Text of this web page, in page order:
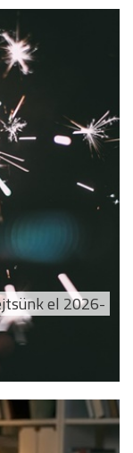
el 2026-